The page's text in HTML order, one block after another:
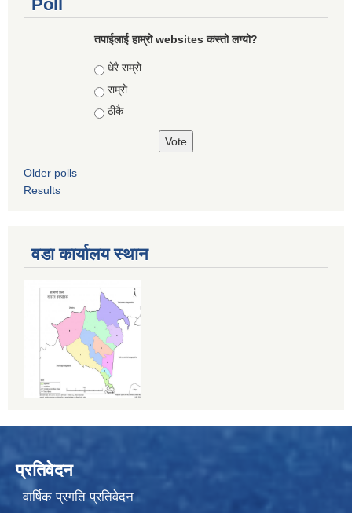
Poll
तपाईलाई हाम्रो websites कस्तो लग्यो?
Choices
धेरै राम्रो
राम्रो
ठीकै
Older polls
Results
वडा कार्यालय स्थान
प्रतिवेदन
वार्षिक प्रगति प्रतिवेदन